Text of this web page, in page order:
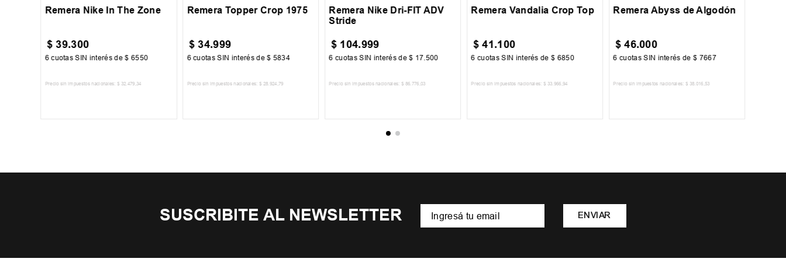
Remera Nike In The Zone
$ 39.300
6 cuotas SIN interés de$ 6550
Precio sin impuestos nacionales: $ 32.479 ,34
Remera Topper Crop 1975
$ 34.999
6 cuotas SIN interés de$ 5834
Precio sin impuestos nacionales: $ 28.924 ,79
Remera Nike Dri-FIT ADV
Stride
$ 104.999
6 cuotas SIN interés de$ 17 500
Precio sin impuestos nacionales: $ 86.776 ,03
Remera Vandalia Crop Top
$ 41.100
6 cuotas SIN interés de$ 6850
Precio sin impuestos nacionales: $ 33.966 ,94
Remera Abyss de Algodón
$ 46.000
6 cuotas SIN interés de$ 7667
Precio sin impuestos nacionales: $ 38.016 ,53
SUSCRIBITE AL NEWSLETTER ENVIAR